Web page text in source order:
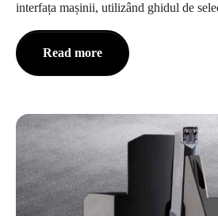
interfața mașinii, utilizând ghidul de
Read more